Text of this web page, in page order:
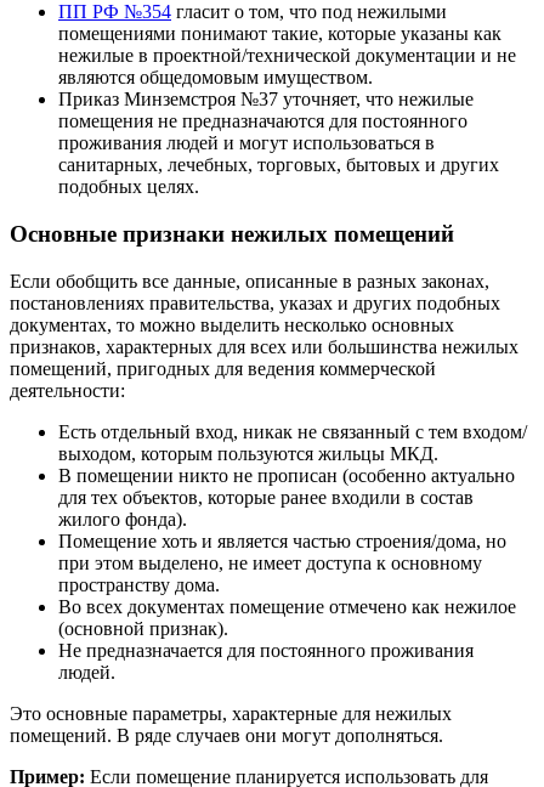
ПП РФ №354 гласит о том, что под нежилыми
помещениями понимают такие, которые указаны как
нежилые в проектной/технической документации и не
являются общедомовым имуществом.
Приказ Минземстроя №37 уточняет, что нежилые
помещения не предназначаются для постоянного
проживания людей и могут использоваться в
санитарных, лечебных, торговых, бытовых и других
подобных целях.
Основные признаки нежилых помещений
Если обобщить все данные, описанные в разных законах,
постановлениях правительства, указах и других подобных
документах, то можно выделить несколько основных
признаков, характерных для всех или большинства нежилых
помещений, пригодных для ведения коммерческой
деятельности:
Есть отдельный вход, никак не связанный с тем входом/
выходом, которым пользуются жильцы МКД.
В помещении никто не прописан (особенно актуально
для тех объектов, которые ранее входили в состав
жилого фонда).
Помещение хоть и является частью строения/дома, но
при этом выделено, не имеет доступа к основному
пространству дома.
Во всех документах помещение отмечено как нежилое
(основной признак).
Не предназначается для постоянного проживания
людей.
Это основные параметры, характерные для нежилых
помещений. В ряде случаев они могут дополняться.
Пример: Если помещение планируется использовать для